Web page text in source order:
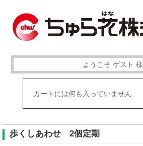
ようこそ ゲスト 様
カートには何も入っていません
歩くしあわせ 2個定期